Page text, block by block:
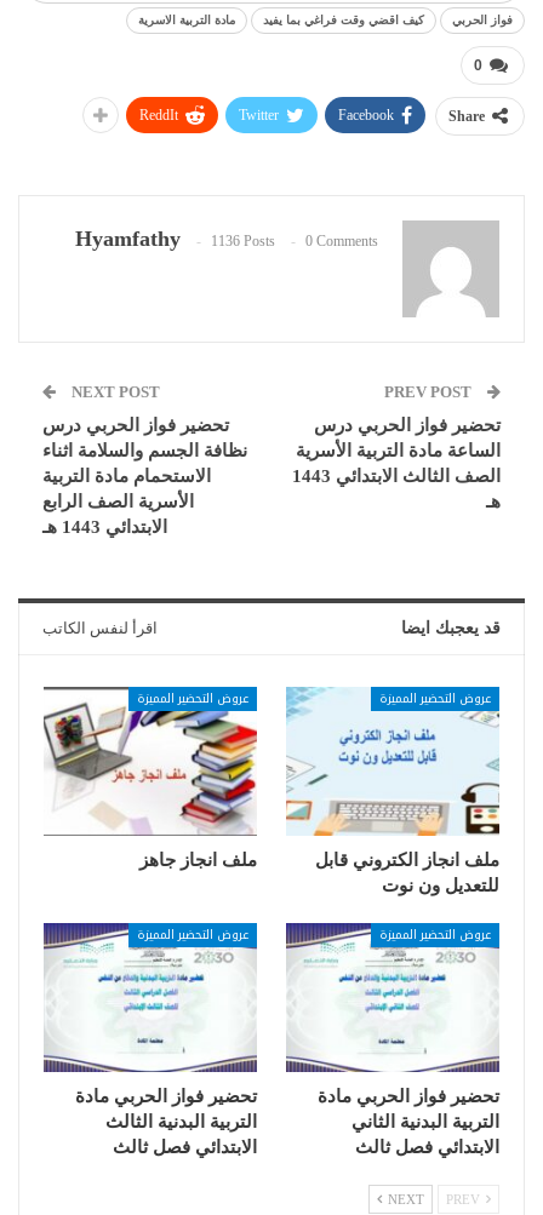
فواز الحربي كيف اقضي وقت فراغي بما يفيد مادة التربية الاسرية
0
Share
Facebook
Twitter
ReddIt
Hyamfathy 1136 Posts 0 Comments
تحضير فواز الحربي درس
الساعة مادة التربية الأسرية
الصف الثالث الابتدائي 1443
هـ
NEXT POST
تحضير فواز الحربي درس
نظافة الجسم والسلامة اثناء
الاستحمام مادة التربية
الأسرية الصف الرابع
الابتدائي 1443 هـ
قد يعجبك ايضا اقرأ لنفس الكاتب
عروض التحضير المميزة
ملف انجاز الكتروني قابل
للتعديل ون نوت
عروض التحضير المميزة
ملف انجاز جاهز
عروض التحضير المميزة
تحضير فواز الحربي مادة
التربية البدنية الثاني
الابتدائي فصل ثالث
عروض التحضير المميزة
تحضير فواز الحربي مادة
التربية البدنية الثالث
الابتدائي فصل ثالث
NEXT